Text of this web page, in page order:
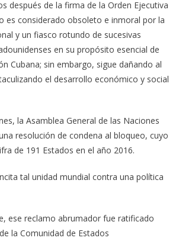
después de la firma de la Orden Ejecutiva
es considerado obsoleto e inmoral por la
y un fiasco rotundo de sucesivas
en su propósito esencial de
Cubana; sin embargo, sigue dañando al
el desarrollo económico y social
la Asamblea General de las Naciones
resolución de condena al bloqueo, cuyo
de 191 Estados en el año 2016.
tal unidad mundial contra una política
ese reclamo abrumador fue ratificado
la Comunidad de Estados